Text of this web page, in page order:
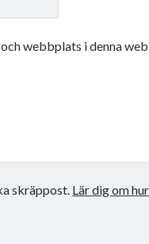
webbplats i denna
skräppost. Lär dig om